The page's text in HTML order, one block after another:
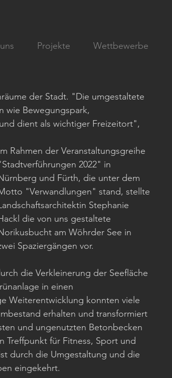
Projekte Wettbewerbe
der Stadt. "Die umgestaltete
wie Bewegungspark,
dient als wichtiger Freizeitort",
Rahmen der Veranstaltungsgreihe
2022" in
und Fürth, die unter dem
"Verwandlungen" stand, stellte
Stephanie
die von uns gestaltete
am Wöhrder See in
Spaziergängen vor.
die Verkleinerung der Seefläche
in einen
Weiterentwicklung konnten viele
erhalten und transformiert
und ungenutzten Betonbecken
Treffpunkt für Fitness, Sport und
durch die Umgestaltung und die
eingekehrt.